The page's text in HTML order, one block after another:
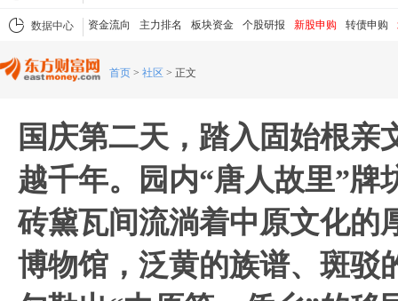
数据中心 资金流向 主力排名 板块资金 个股研报 新股申购 转债申购
首页 > 社区 > 正文
国庆第二天，踏入固始根亲
越千年。园内“唐人故里”牌
砖黛瓦间流淌着中原文化的
博物馆，泛黄的族谱、斑驳